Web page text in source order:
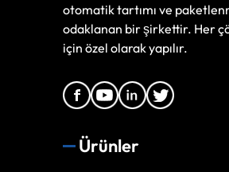
otomatik tartımı ve
odaklanan bir şirkettir. Her
için özel olarak yapılır.
Ürünler